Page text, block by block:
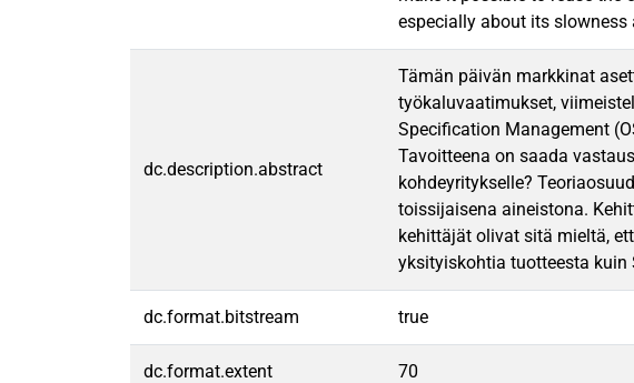
especially about its slowness
dc.description.abstract
Tämän päivän markkinat
työkaluvaatimukset,
Specification Management
Tavoitteena on saada
kohdeyritykselle?
toissijaisena aineistona.
kehittäjät olivat sitä mieltä,
yksityiskohtia tuotteesta
dc.format.bitstream true
dc.format.extent 70